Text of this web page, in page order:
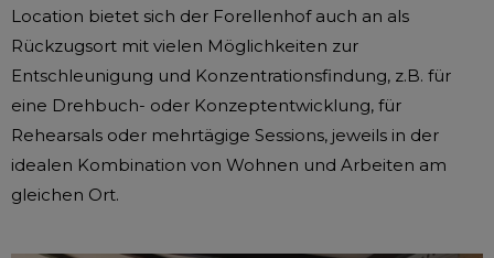
Location bietet sich der Forellenhof auch an als
Rückzugsort mit vielen Möglichkeiten zur
Entschleunigung und Konzentrationsfindung, z.B. für
eine Drehbuch- oder Konzeptentwicklung, für
Rehearsals oder mehrtägige Sessions, jeweils in der
idealen Kombination von Wohnen und Arbeiten am
gleichen Ort.